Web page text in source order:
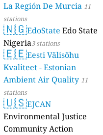
La Región De Murcia 11
stations
🇳🇬EdoState Edo State
Nigeria3 stations
🇪🇪Eesti Välisõhu
Kvaliteet - Estonian
Ambient Air Quality 11
stations
🇺🇸EJCAN
Environmental Justice
Community Action